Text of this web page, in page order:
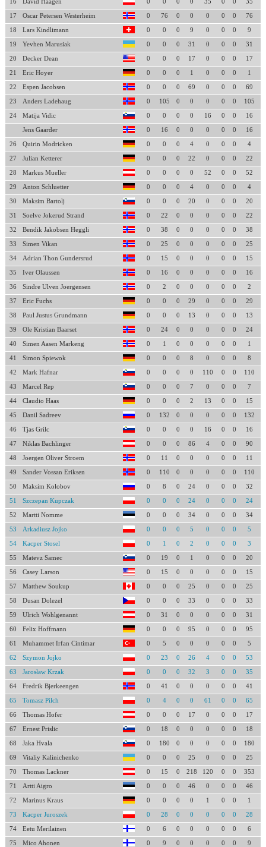
16 David Haagen 0 0 0 0 35 0 0 35
17 Oscar Petersen Westerheim 0 76 0 0 0 0 0 76
18 Lars Kindlimann 0 0 0 9 0 0 0 9
19 Yevhen Marusiak 0 0 0 31 0 0 0 31
20 Decker Dean 0 0 0 17 0 0 0 17
21 Eric Hoyer 0 0 0 1 0 0 0 1
22 Espen Jacobsen 0 0 0 69 0 0 0 69
23 Anders Ladehaug 0 105 0 0 0 0 0 105
24 Matija Vidic 0 0 0 0 16 0 0 16
Jens Gaarder 0 16 0 0 0 0 0 16
26 Quirin Modricken 0 0 0 4 0 0 0 4
27 Julian Ketterer 0 0 0 22 0 0 0 22
28 Markus Mueller 0 0 0 0 52 0 0 52
29 Anton Schluetter 0 0 0 4 0 0 0 4
30 Maksim Bartolj 0 0 0 20 0 0 0 20
31 Soelve Jokerud Strand 0 22 0 0 0 0 0 22
32 Bendik Jakobsen Heggli 0 38 0 0 0 0 0 38
33 Simen Vikan 0 25 0 0 0 0 0 25
34 Adrian Thon Gundersrud 0 15 0 0 0 0 0 15
35 Iver Olaussen 0 16 0 0 0 0 0 16
36 Sindre Ulven Joergensen 0 2 0 0 0 0 0 2
37 Eric Fuchs 0 0 0 29 0 0 0 29
38 Paul Justus Grundmann 0 0 0 13 0 0 0 13
39 Ole Kristian Baarset 0 24 0 0 0 0 0 24
40 Simen Aasen Markeng 0 1 0 0 0 0 0 1
41 Simon Spiewok 0 0 0 8 0 0 0 8
42 Mark Hafnar 0 0 0 0 110 0 0 110
43 Marcel Rep 0 0 0 7 0 0 0 7
44 Claudio Haas 0 0 0 2 13 0 0 15
45 Danil Sadreev 0 132 0 0 0 0 0 132
46 Tjas Grilc 0 0 0 0 16 0 0 16
47 Niklas Bachlinger 0 0 0 86 4 0 0 90
48 Joergen Oliver Stroem 0 11 0 0 0 0 0 11
49 Sander Vossan Eriksen 0 110 0 0 0 0 0 110
50 Maksim Kolobov 0 8 0 24 0 0 0 32
51 Szczepan Kupczak 0 0 0 24 0 0 0 24
52 Martti Nomme 0 0 0 34 0 0 0 34
53 Arkadiusz Jojko 0 0 0 5 0 0 0 5
54 Kacper Stosel 0 1 0 2 0 0 0 3
55 Matevz Samec 0 19 0 1 0 0 0 20
56 Casey Larson 0 15 0 0 0 0 0 15
57 Matthew Soukup 0 0 0 25 0 0 0 25
58 Dusan Dolezel 0 0 0 33 0 0 0 33
59 Ulrich Wohlgenannt 0 31 0 0 0 0 0 31
60 Felix Hoffmann 0 0 0 95 0 0 0 95
61 Muhammet Irfan Cintimar 0 5 0 0 0 0 0 5
62 Szymon Jojko 0 23 0 26 4 0 0 53
63 Jarosław Krzak 0 0 0 32 3 0 0 35
64 Fredrik Bjerkeengen 0 41 0 0 0 0 0 41
65 Tomasz Pilch 0 4 0 0 61 0 0 65
66 Thomas Hofer 0 0 0 17 0 0 0 17
67 Ernest Prislic 0 18 0 0 0 0 0 18
68 Jaka Hvala 0 180 0 0 0 0 0 180
69 Vitaliy Kalinichenko 0 0 0 25 0 0 0 25
70 Thomas Lackner 0 15 0 218 120 0 0 353
71 Artti Aigro 0 0 0 46 0 0 0 46
72 Marinus Kraus 0 0 0 0 1 0 0 1
73 Kacper Juroszek 0 28 0 0 0 0 0 28
74 Eetu Merilainen 0 6 0 0 0 0 0 6
75 Mico Ahonen 0 9 0 0 0 0 0 9